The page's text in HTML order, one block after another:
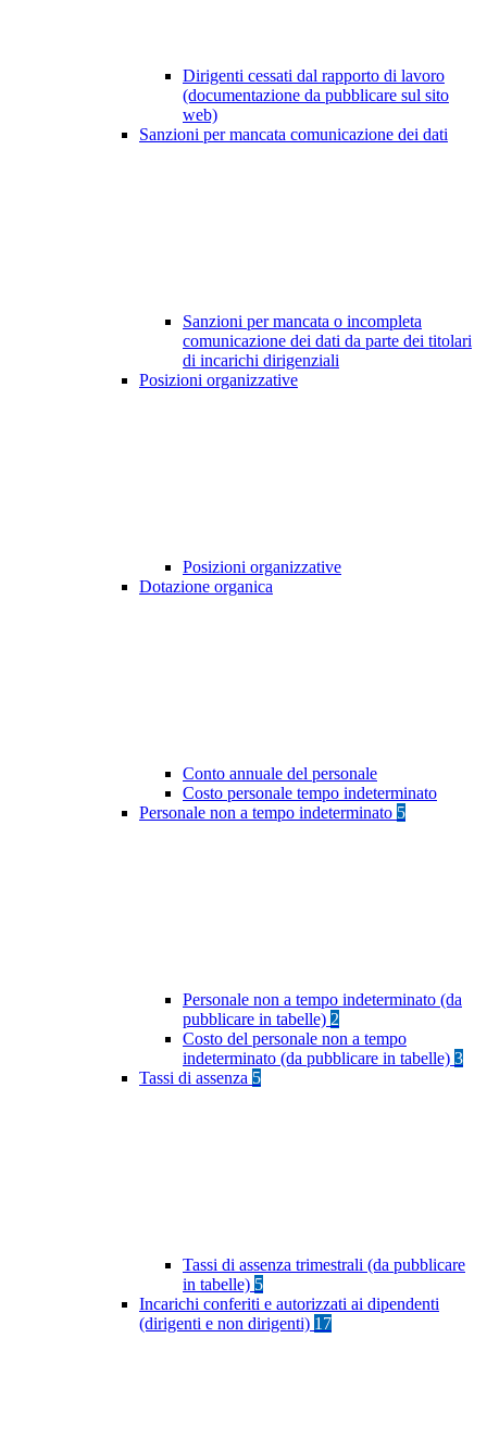
Dirigenti cessati dal rapporto di lavoro
(documentazione da pubblicare sul sito
web)
Sanzioni per mancata comunicazione dei dati
Sanzioni per mancata o incompleta
comunicazione dei dati da parte dei titolari
di incarichi dirigenziali
Posizioni organizzative
Posizioni organizzative
Dotazione organica
Conto annuale del personale
Costo personale tempo indeterminato
Personale non a tempo indeterminato 5
Personale non a tempo indeterminato (da
pubblicare in tabelle) 2
Costo del personale non a tempo
indeterminato (da pubblicare in tabelle) 3
Tassi di assenza 5
Tassi di assenza trimestrali (da pubblicare
in tabelle) 5
Incarichi conferiti e autorizzati ai dipendenti
(dirigenti e non dirigenti) 17